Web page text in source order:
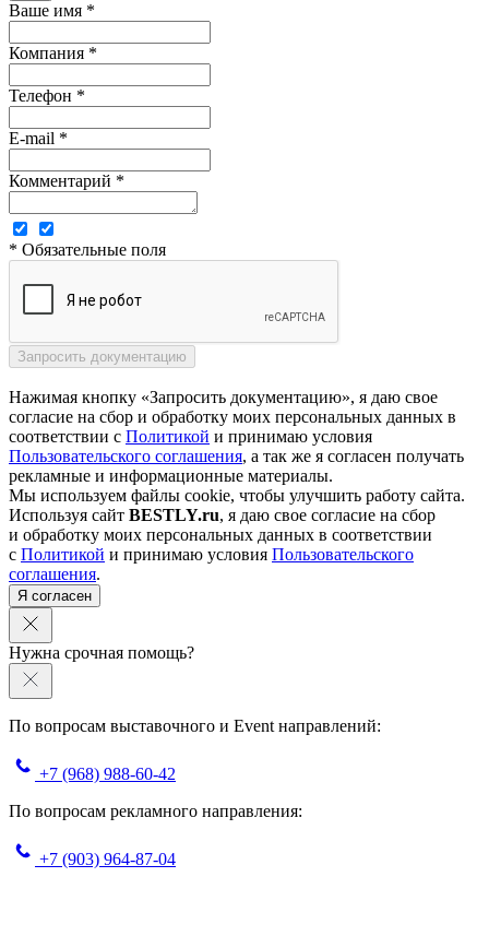
Ваше имя *
Компания *
Телефон *
E-mail *
Комментарий *
* Обязательные поля
Нажимая кнопку «Запросить документацию», я даю свое
согласие на сбор и обработку моих персональных данных в
соответствии с Политикой и принимаю условия
Пользовательского соглашения, а так же я согласен получать
рекламные и информационные материалы.
Мы используем файлы cookie, чтобы улучшить работу сайта.
Используя сайт BESTLY.ru, я даю свое согласие на сбор
и обработку моих персональных данных в соответствии
с Политикой и принимаю условия Пользовательского
соглашения.
Я согласен
Нужна срочная помощь?
По вопросам выставочного и Event направлений:
+7 (968) 988-60-42
По вопросам рекламного направления:
+7 (903) 964-87-04